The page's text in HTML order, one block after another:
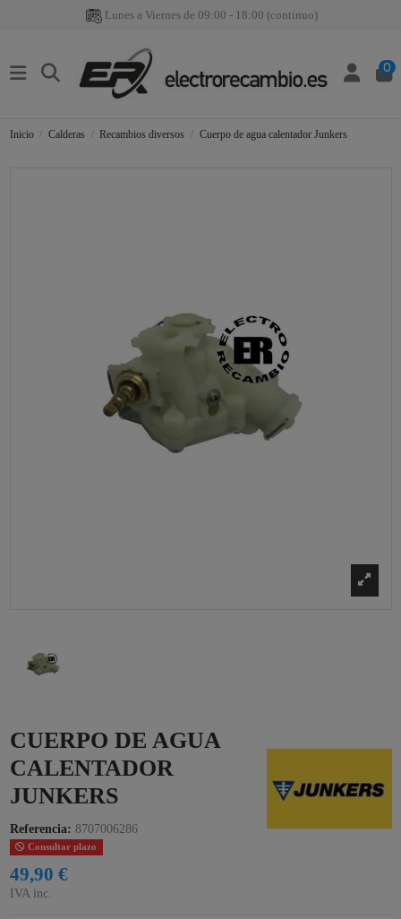
Lunes a Viernes de 09:00 - 18:00 (continuo)
0
Inicio Calderas Recambios diversos Cuerpo de agua calentador Junkers
CUERPO DE AGUA
CALENTADOR
JUNKERS
Referencia: 8707006286
Consultar plazo
49,90 €
IVA inc.